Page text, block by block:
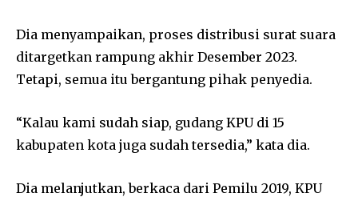
Dia menyampaikan, proses distribusi surat suara
ditargetkan rampung akhir Desember 2023.
Tetapi, semua itu bergantung pihak penyedia.
“Kalau kami sudah siap, gudang KPU di 15
kabupaten kota juga sudah tersedia,” kata dia.
Dia melanjutkan, berkaca dari Pemilu 2019, KPU